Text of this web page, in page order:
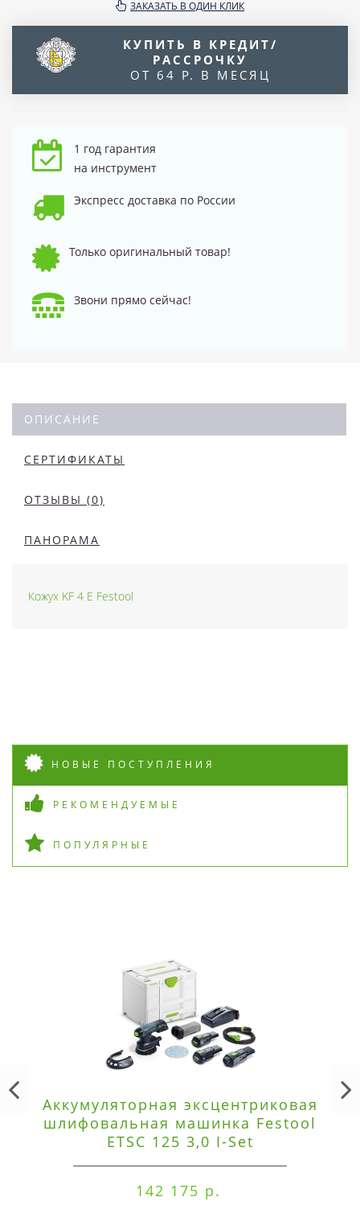
ЗАКАЗАТЬ В ОДИН КЛИК
КУПИТЬ В КРЕДИТ/
РАССРОЧКУ
ОТ 64 Р. В МЕСЯЦ
1 год гарантия
на инструмент
Экспресс доставка по России
Только оригинальный товар!
Звони прямо сейчас!
ОПИСАНИЕ
СЕРТИФИКАТЫ
ОТЗЫВЫ (0)
ПАНОРАМА
Кожух KF 4 E Festool
НОВЫЕ ПОСТУПЛЕНИЯ
РЕКОМЕНДУЕМЫЕ
ПОПУЛЯРНЫЕ
Аккумуляторная эксцентриковая
шлифовальная машинка Festool
ETSC 125 3,0 I-Set
142 175 р.